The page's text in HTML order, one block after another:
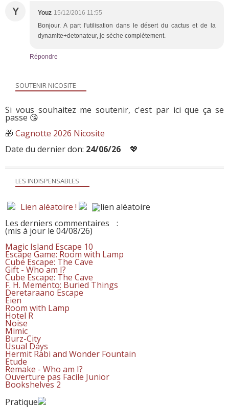
Y Youz 15/12/2016 11:55
Bonjour. A part l'utilisation dans le désert du cactus et de la
dynamite+detonateur, je sèche complètement.
Répondre
LES INDISPENSABLES
Lien aléatoire !
Les derniers commentaires
:
(mis à jour le 04/08/26)
Magic Island Escape 10
Escape Game: Room with Lamp
Cube Escape: The Cave
Gift - Who am I?
Cube Escape: The Cave
F. H. Memento: Buried Things
Deretaraano Escape
Eien
Room with Lamp
Hotel R
Noise
Mimic
Burz-City
Usual Days
Hermit Rabi and Wonder Fountain
Etude
Remake - Who am I?
Ouverture pas Facile Junior
Bookshelves 2
Pratique
SOUTENIR NICOSITE
Si vous souhaitez me soutenir, c'est par ici que ça se
passe 😘
🎁 Cagnotte 2026 Nicosite
Date du dernier don: 24/06/26 💖